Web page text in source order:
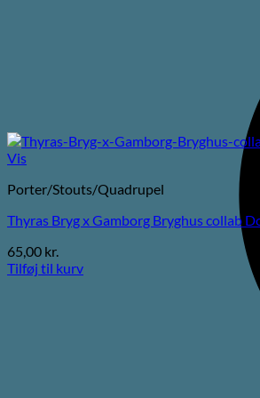
Vis
Porter/Stouts/Quadrupel
Thyras Bryg x Gamborg Bryghus collab
65,00 kr.
Tilføj til kurv